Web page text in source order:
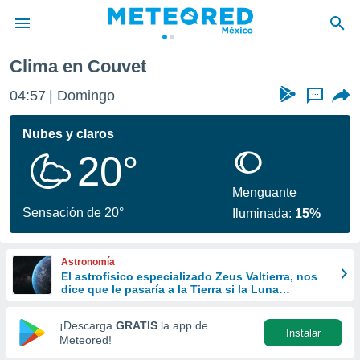
de
ha sido
calidad.
a este
las
y
forma
digital
basada
Clima en Couvet
04:57 Domingo ...
Nubes y claros
20°
Sensación de 20°
Menguante
Iluminada: 15%
Astronomía
El astrofísico especializado Zeus Valtierra, nos
dice que le pasaría a la Tierra si la Luna
¡Descarga GRATIS la app de
Meteored!
Instalar